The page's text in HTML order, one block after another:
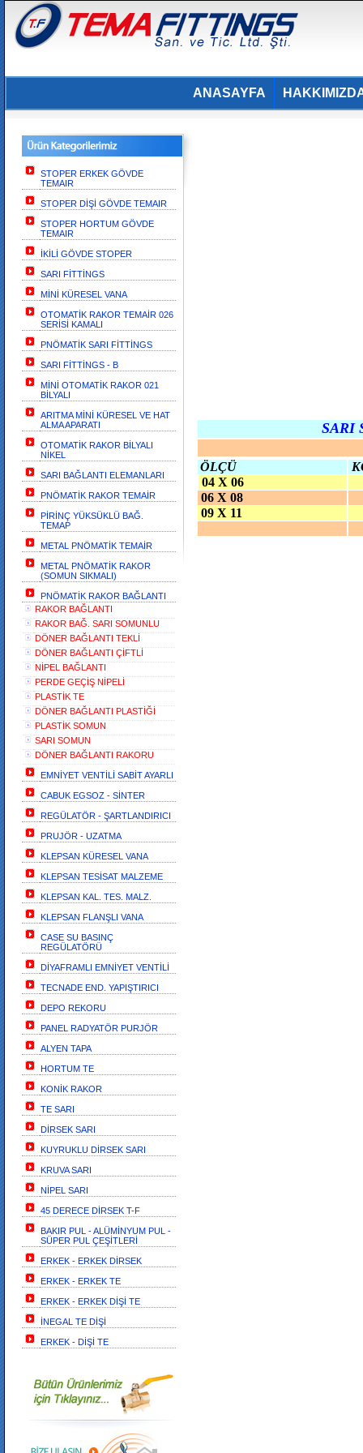
ANASAYFA
STOPER ERKEK GÖVDE
TEMAIR
STOPER DİŞİ GÖVDE TEMAIR
STOPER HORTUM GÖVDE
TEMAIR
İKİLİ GÖVDE STOPER
SARI FİTTİNGS
MİNİ KÜRESEL VANA
OTOMATİK RAKOR TEMAİR 026
SERİSİ KAMALI
PNÖMATİK SARI FİTTİNGS
SARI FİTTİNGS - B
MİNİ OTOMATİK RAKOR 021
BİLYALI
ARITMA MİNİ KÜRESEL VE HAT
ALMA APARATI
OTOMATİK RAKOR BİLYALI
NİKEL
SARI BAĞLANTI ELEMANLARI
PNÖMATİK RAKOR TEMAİR
PİRİNÇ YÜKSÜKLÜ BAĞ.
TEMAP
METAL PNÖMATİK TEMAİR
METAL PNÖMATİK RAKOR
(SOMUN SIKMALI)
PNÖMATİK RAKOR BAĞLANTI
RAKOR BAĞLANTI
RAKOR BAĞ. SARI SOMUNLU
DÖNER BAĞLANTI TEKLİ
DÖNER BAĞLANTI ÇİFTLİ
NİPEL BAĞLANTI
PERDE GEÇİŞ NİPELİ
PLASTİK TE
DÖNER BAĞLANTI PLASTİĞİ
PLASTİK SOMUN
SARI SOMUN
DÖNER BAĞLANTI RAKORU
EMNİYET VENTİLİ SABİT AYARLI
CABUK EGSOZ - SİNTER
REGÜLATÖR - ŞARTLANDIRICI
PRUJÖR - UZATMA
KLEPSAN KÜRESEL VANA
KLEPSAN TESİSAT MALZEME
KLEPSAN KAL. TES. MALZ.
KLEPSAN FLANŞLI VANA
CASE SU BASINÇ
REGÜLATÖRÜ
DİYAFRAMLI EMNİYET VENTİLİ
TECNADE END. YAPIŞTIRICI
DEPO REKORU
PANEL RADYATÖR PURJÖR
ALYEN TAPA
HORTUM TE
KONİK RAKOR
TE SARI
DİRSEK SARI
KUYRUKLU DİRSEK SARI
KRUVA SARI
NİPEL SARI
45 DERECE DİRSEK T-F
BAKIR PUL - ALÜMİNYUM PUL -
SÜPER PUL ÇEŞİTLERİ
ERKEK - ERKEK DİRSEK
ERKEK - ERKEK TE
ERKEK - ERKEK DİŞİ TE
İNEGAL TE DİŞİ
ERKEK - DİŞİ TE
SARI
ÖLÇÜ
04 X 06
06 X 08
09 X 11